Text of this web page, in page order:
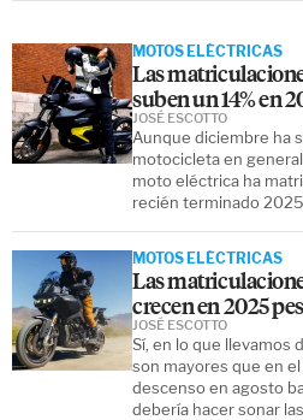
MOTOS ELÉCTRICAS
Las
suben un 14% en
Aunque diciembre ha
motocicleta en
moto eléctrica ha
recién terminado
JOSÉ ESCOTTO
MOTOS ELÉCTRICAS
Las
crecen en 2025
Sí, en lo que llevamos
son mayores que en
descenso en agosto
debería hacer sonar
JOSÉ ESCOTTO